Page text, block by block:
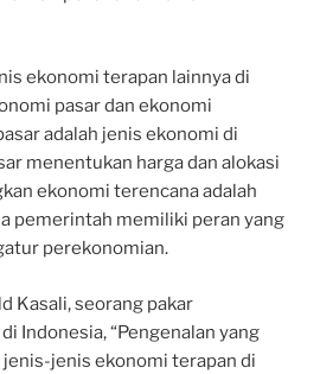
ekonomi terapan lainnya di
pasar dan ekonomi
adalah jenis ekonomi di
menentukan harga dan alokasi
ekonomi terencana adalah
pemerintah memiliki peran yang
perekonomian.
Kasali, seorang pakar
Indonesia, “Pengenalan yang
jenis ekonomi terapan di